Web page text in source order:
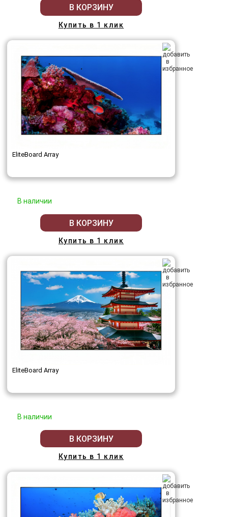
В КОРЗИНУ
Купить в 1 клик
EliteBoard Array
В наличии
В КОРЗИНУ
Купить в 1 клик
EliteBoard Array
В наличии
В КОРЗИНУ
Купить в 1 клик